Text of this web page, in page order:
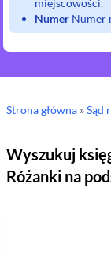
miejscowości.
Numer Numer
Strona główna »Sąd
Wyszukuj
Różanki na